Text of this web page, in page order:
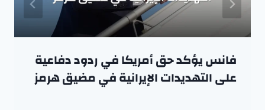
فانس يؤكد حق أمريكا في ردود دفاعية
على التهديدات الإيرانية في مضيق هرمز